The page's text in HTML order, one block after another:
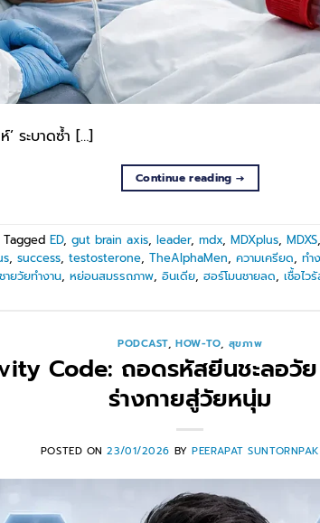
’ ระบาดซ้ำ […]
Continue reading→
Tagged ED, gut brain axis, leader, mdx, MDXplus, MDXS,
, success, testosterone, TheAlphaMen, ความเครียด, ทำ
ยวัยทำงาน, หย่อนสมรรถภาพ, อินเดีย, ฮอร์โมนชายลด, เชื้อไว
PODCAST,HOW-TO, สุขภาพ
Code: ถอดรหัสยีนชะลอวั
ร่างกายสู่วัยหนุ่ม
POSTED ON23/01/2026 BYPEERAPAT